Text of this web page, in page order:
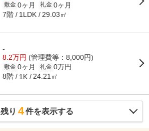
敷金 0ヶ月 礼金 0ヶ月
7階 1LDK 29.03㎡
-
8.2万円 (管理費等：8,000円)
敷金 0ヶ月 礼金 0万円
8階 1K 24.21㎡
残り 4件を表示する